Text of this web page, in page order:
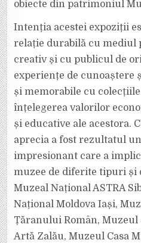
obiecte din patrimoniul
Intenția acestei expoziții
relație durabilă cu mediul
creativ și cu publicul de
experiențe de cunoaștere
și memorabile cu
înțelegerea valorilor
și educative ale acestora.
aprecia a fost rezultatul
impresionant care a
muzee de diferite tipuri și
Muzeal Național ASTRA
Național Moldova Iași,
Țăranului Român,
Artă Zalău, Muzeul Casa